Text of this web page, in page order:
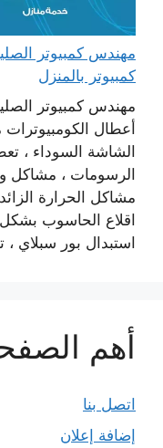
كمبيوتر بالمنزل
مهندس كمبيوتر
أعطال
الشاشة السوداء ،
الرسومات ، مشاكل
مشاكل الحرارة
اقلاع الحاسوب
استبدال بور سبلاي
أهم
اتصل بنا
إضافة إعلان